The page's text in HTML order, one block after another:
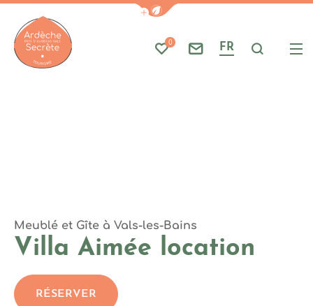
Afficher la barre de
Mes favoris
0
Nous contacter
FR Je
Meublé et Gîte à Vals-les-Bains
Villa Aimée location
Photo 1, © Villa Aimee
RÉSERVER